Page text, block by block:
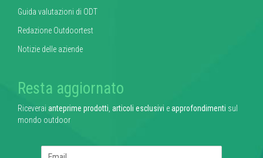
Guida valutazioni di ODT
Redazione Outdoortest
Notizie delle aziende
Resta aggiornato
Riceverai anteprime prodotti, articoli esclusivi eapprofondimenti sul
mondo outdoor